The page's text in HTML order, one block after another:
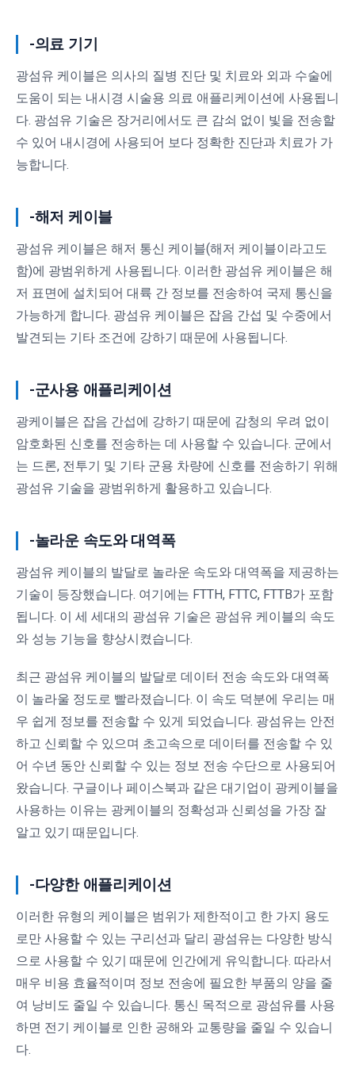
-의료 기기
광섬유 케이블은 의사의 질병 진단 및 치료와 외과 수술에
도움이 되는 내시경 시술용 의료 애플리케이션에 사용됩니
다. 광섬유 기술은 장거리에서도 큰 감쇠 없이 빛을 전송할
수 있어 내시경에 사용되어 보다 정확한 진단과 치료가 가
능합니다.
-해저 케이블
광섬유 케이블은 해저 통신 케이블(해저 케이블이라고도
함)에 광범위하게 사용됩니다. 이러한 광섬유 케이블은 해
저 표면에 설치되어 대륙 간 정보를 전송하여 국제 통신을
가능하게 합니다. 광섬유 케이블은 잡음 간섭 및 수중에서
발견되는 기타 조건에 강하기 때문에 사용됩니다.
-군사용 애플리케이션
광케이블은 잡음 간섭에 강하기 때문에 감청의 우려 없이
암호화된 신호를 전송하는 데 사용할 수 있습니다. 군에서
는 드론, 전투기 및 기타 군용 차량에 신호를 전송하기 위해
광섬유 기술을 광범위하게 활용하고 있습니다.
-놀라운 속도와 대역폭
광섬유 케이블의 발달로 놀라운 속도와 대역폭을 제공하는
기술이 등장했습니다. 여기에는 FTTH, FTTC, FTTB가 포함
됩니다. 이 세 세대의 광섬유 기술은 광섬유 케이블의 속도
와 성능 기능을 향상시켰습니다.
최근 광섬유 케이블의 발달로 데이터 전송 속도와 대역폭
이 놀라울 정도로 빨라졌습니다. 이 속도 덕분에 우리는 매
우 쉽게 정보를 전송할 수 있게 되었습니다. 광섬유는 안전
하고 신뢰할 수 있으며 초고속으로 데이터를 전송할 수 있
어 수년 동안 신뢰할 수 있는 정보 전송 수단으로 사용되어
왔습니다. 구글이나 페이스북과 같은 대기업이 광케이블을
사용하는 이유는 광케이블의 정확성과 신뢰성을 가장 잘
알고 있기 때문입니다.
-다양한 애플리케이션
이러한 유형의 케이블은 범위가 제한적이고 한 가지 용도
로만 사용할 수 있는 구리선과 달리 광섬유는 다양한 방식
으로 사용할 수 있기 때문에 인간에게 유익합니다. 따라서
매우 비용 효율적이며 정보 전송에 필요한 부품의 양을 줄
여 낭비도 줄일 수 있습니다. 통신 목적으로 광섬유를 사용
하면 전기 케이블로 인한 공해와 교통량을 줄일 수 있습니
다.